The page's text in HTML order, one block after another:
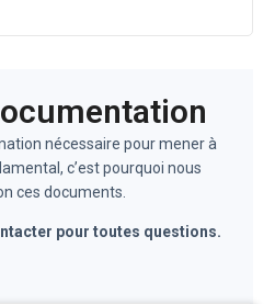
nécessaire pour mener à
c’est pourquoi nous
ces documents.
pour toutes questions.